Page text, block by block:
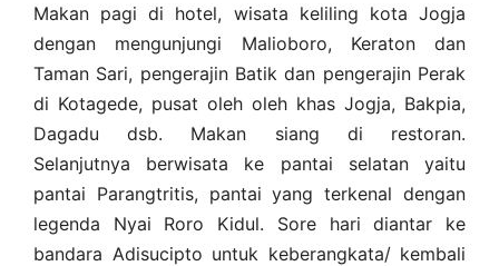
Makan pagi di hotel, wisata keliling kota Jogja
dengan mengunjungi Malioboro, Keraton dan
Taman Sari, pengerajin Batik dan pengerajin Perak
di Kotagede, pusat oleh oleh khas Jogja, Bakpia,
Dagadu dsb. Makan siang di restoran.
Selanjutnya berwisata ke pantai selatan yaitu
pantai Parangtritis, pantai yang terkenal dengan
legenda Nyai Roro Kidul. Sore hari diantar ke
bandara Adisucipto untuk keberangkata/ kembali